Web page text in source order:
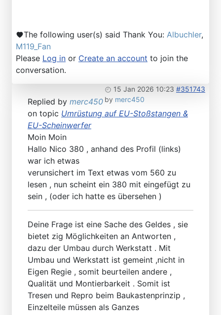
The following user(s) said Thank You: Albuchler,
M119_Fan
Please Log in or Create an account to join the
conversation.
15 Jan 2026 10:23 #351743
by merc450
Replied by merc450
on topic Umrüstung auf EU-Stoßstangen &
EU-Scheinwerfer
Moin Moin
Hallo Nico 380 , anhand des Profil (links)
war ich etwas
verunsichert im Text etwas vom 560 zu
lesen , nun scheint ein 380 mit eingefügt zu
sein , (oder ich hatte es übersehen )
Deine Frage ist eine Sache des Geldes , sie
bietet zig Möglichkeiten an Antworten ,
dazu der Umbau durch Werkstatt . Mit
Umbau und Werkstatt ist gemeint ,nicht in
Eigen Regie , somit beurteilen andere ,
Qualität und Montierbarkeit . Somit ist
Tresen und Repro beim Baukastenprinzip ,
Einzelteile müssen als Ganzes